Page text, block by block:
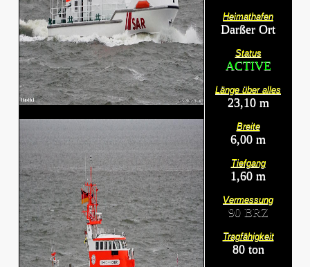
Heimathafen
Darßer Ort
Status
ACTIVE
Länge über alles
23,10 m
Breite
6,00 m
Tiefgang
1,60 m
Vermessung
90 BRZ
Tragfähigkeit
80 ton